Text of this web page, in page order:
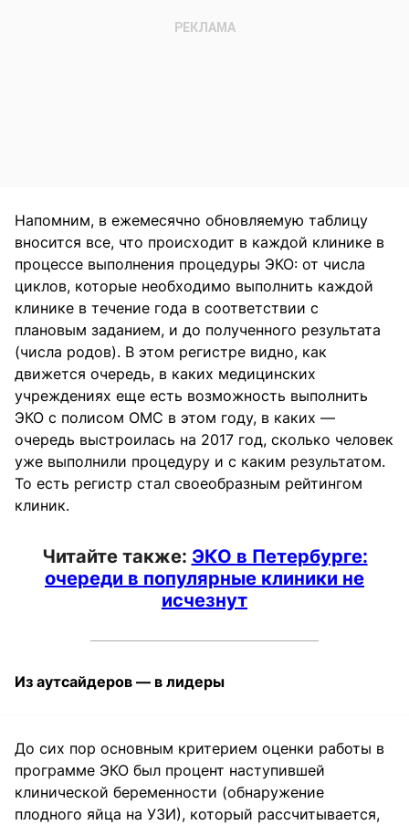
Напомним, в ежемесячно обновляемую таблицу
вносится все, что происходит в каждой клинике в
процессе выполнения процедуры ЭКО: от числа
циклов, которые необходимо выполнить каждой
клинике в течение года в соответствии с
плановым заданием, и до полученного результата
(числа родов). В этом регистре видно, как
движется очередь, в каких медицинских
учреждениях еще есть возможность выполнить
ЭКО с полисом ОМС в этом году, в каких —
очередь выстроилась на 2017 год, сколько человек
уже выполнили процедуру и с каким результатом.
То есть регистр стал своеобразным рейтингом
клиник.
Читайте также: ЭКО в Петербурге:
очереди в популярные клиники не
исчезнут
Из аутсайдеров — в лидеры
До сих пор основным критерием оценки работы в
программе ЭКО был процент наступившей
клинической беременности (обнаружение
плодного яйца на УЗИ), который рассчитывается,